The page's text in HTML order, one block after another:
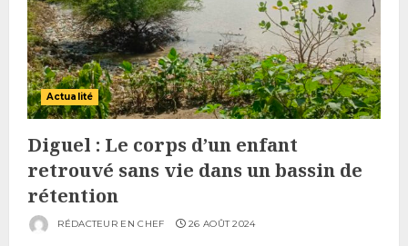
Actualité
Diguel : Le corps d’un enfant
retrouvé sans vie dans un bassin de
rétention
RÉDACTEUR EN CHEF 26 AOÛT 2024